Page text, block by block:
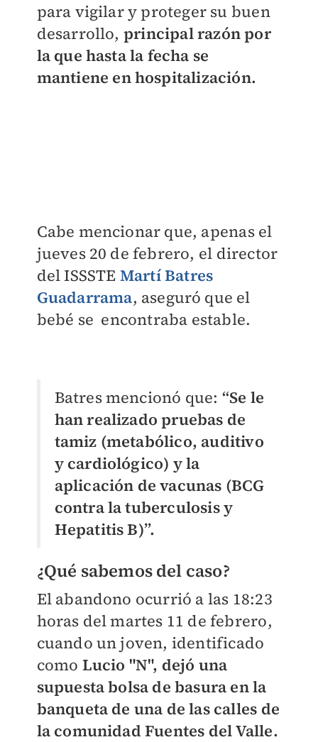
para vigilar y proteger su buen
desarrollo, principal razón por
la que hasta la fecha se
mantiene en hospitalización.
Cabe mencionar que, apenas el
jueves 20 de febrero, el director
del ISSSTE Martí Batres
Guadarrama, aseguró que el
bebé se encontraba estable.
Batres mencionó que: “Se le
han realizado pruebas de
tamiz (metabólico, auditivo
y cardiológico) y la
aplicación de vacunas (BCG
contra la tuberculosis y
Hepatitis B)”.
¿Qué sabemos del caso?
El abandono ocurrió a las 18:23
horas del martes 11 de febrero,
cuando un joven, identificado
como Lucio "N", dejó una
supuesta bolsa de basura en la
banqueta de una de las calles de
la comunidad Fuentes del Valle.